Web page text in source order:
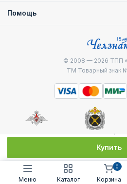
Купить
Помощь
© 2008 — 2026 ТПП
ТМ Товарный знак
Министерство
Генштаб ВС РФ
Меню Каталог Корзина
0